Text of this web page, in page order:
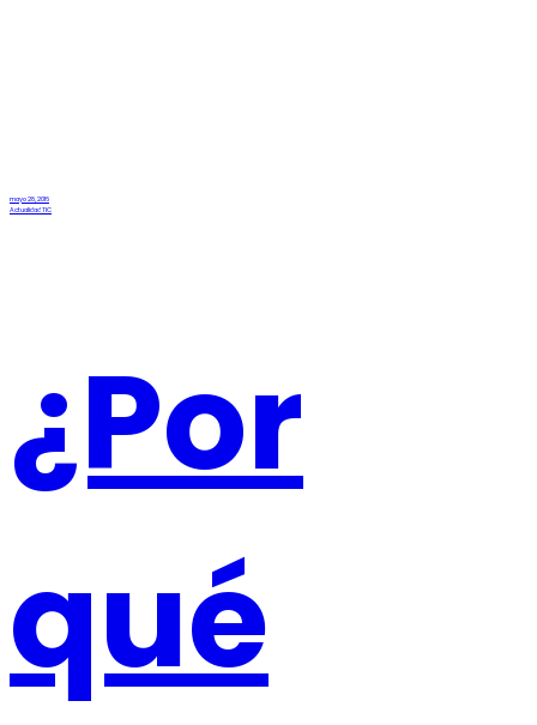
mayo 28, 2016
Actualidad TIC
¿Por
qué